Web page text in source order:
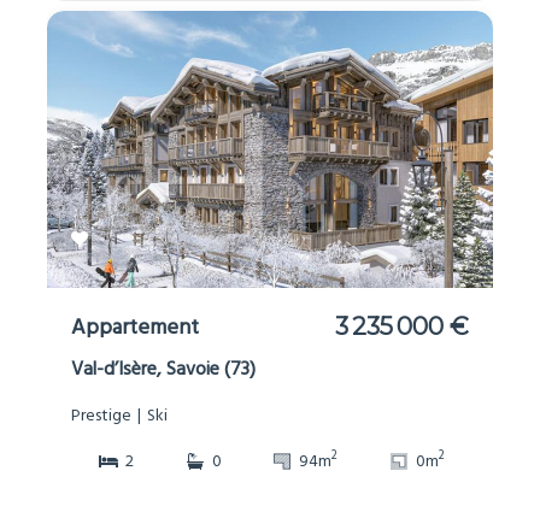
Appartement 3 235 000 €
Val-d’Isère, Savoie (73)
Prestige
Ski
2
0 94m2 0m2